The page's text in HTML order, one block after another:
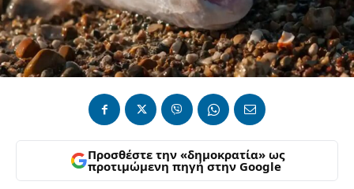
Προσθέστε την «δημοκρατία» ως
προτιμώμενη πηγή στην Google